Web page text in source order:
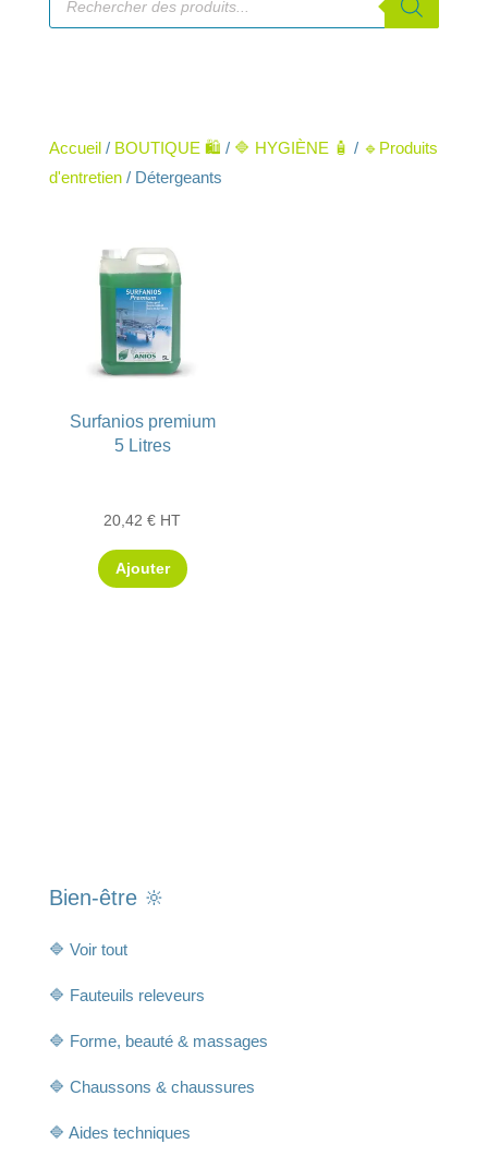
produits
Accueil/ BOUTIQUE 🛍️ / 🔷 HYGIÈNE 🧴 / 🔹Produits
d'entretien/ Détergeants
Surfanios premium
5 Litres
20,42€ HT
Ajouter
Bien-être 🔆
🔷 Voir tout
🔷 Fauteuils releveurs
🔷 Forme, beauté & massages
🔷 Chaussons & chaussures
🔷 Aides techniques